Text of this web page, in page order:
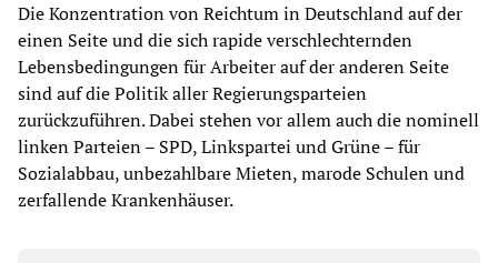
Die Konzentration von Reichtum in Deutschland auf der
einen Seite und die sich rapide verschlechternden
Lebensbedingungen für Arbeiter auf der anderen Seite
sind auf die Politik aller Regierungsparteien
zurückzuführen. Dabei stehen vor allem auch die nominell
linken Parteien – SPD, Linkspartei und Grüne – für
Sozialabbau, unbezahlbare Mieten, marode Schulen und
zerfallende Krankenhäuser.